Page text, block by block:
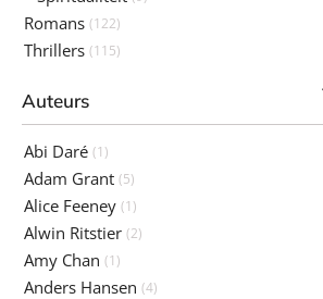
Romans (122)
Thrillers (115)
Auteurs
Abi Daré (1)
Adam Grant (5)
Alice Feeney (1)
Alwin Ritstier (2)
Amy Chan (1)
Anders Hansen (4)